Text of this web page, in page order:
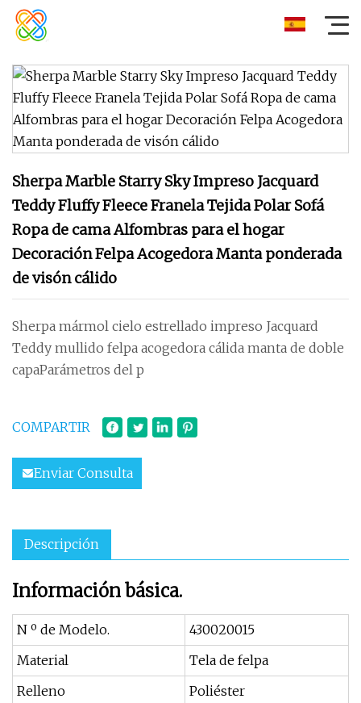
Sherpa Marble Starry Sky Impreso Jacquard
Teddy Fluffy Fleece Franela Tejida Polar Sofá
Ropa de cama Alfombras para el hogar
Decoración Felpa Acogedora Manta ponderada
de visón cálido
Sherpa mármol cielo estrellado impreso Jacquard
Teddy mullido felpa acogedora cálida manta de doble
capaParámetros del p
COMPARTIR
Enviar Consulta
Descripción
Información básica.
N º de Modelo.
430020015
Material
Tela de felpa
Relleno
Poliéster